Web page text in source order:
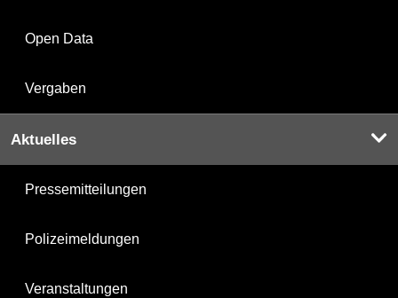
Open Data
Vergaben
Aktuelles
Pressemitteilungen
Polizeimeldungen
Veranstaltungen